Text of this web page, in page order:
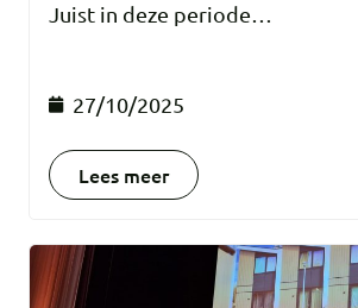
Juist in deze periode…
27/10/2025
Lees meer